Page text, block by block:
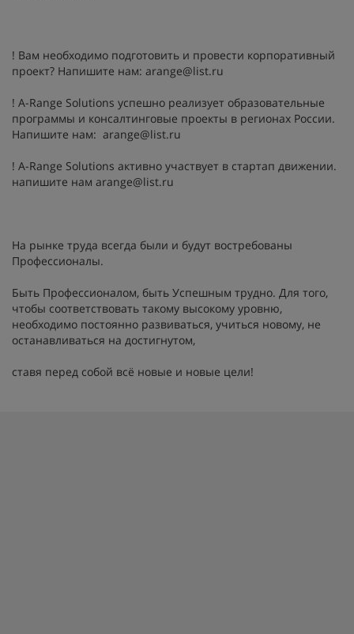
! Вам необходимо подготовить и провести корпоративный
проект? Напишите нам: arange@list.ru
! A-Range Solutions успешно реализует образовательные
программы и консалтинговые проекты в регионах России.
Напишите нам: arange@list.ru
! A-Range Solutions активно участвует в стартап движении.
напишите нам arange@list.ru
На рынке труда всегда были и будут востребованы
Профессионалы.
Быть Профессионалом, быть Успешным трудно. Для того,
чтобы соответствовать такому высокому уровню,
необходимо постоянно развиваться, учиться новому, не
останавливаться на достигнутом,
ставя перед собой всё новые и новые цели!